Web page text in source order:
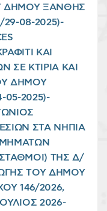
ΔΗΜΟΥ ΞΑΝΘΗΣ
08-2025)-
ΚΑΙ
ΣΕ ΚΤΙΡΙΑ ΚΑΙ
ΔΗΜΟΥ
05-2025)-
ΣΤΑ ΝΗΠΙΑ
ΣΤΑΘΜΟΙ) ΤΗΣ Δ/
ΤΟΥ ΔΗΜΟΥ
146/2026,
2026-